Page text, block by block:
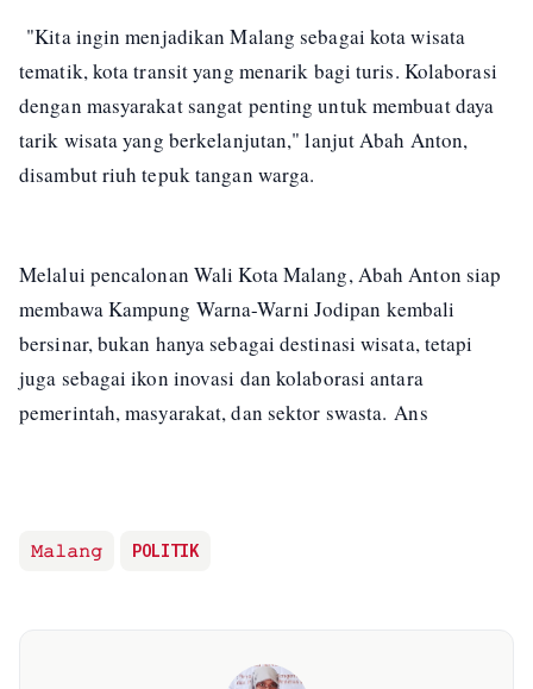
"Kita ingin menjadikan Malang sebagai kota wisata
tematik, kota transit yang menarik bagi turis. Kolaborasi
dengan masyarakat sangat penting untuk membuat daya
tarik wisata yang berkelanjutan," lanjut Abah Anton,
disambut riuh tepuk tangan warga.
Melalui pencalonan Wali Kota Malang, Abah Anton siap
membawa Kampung Warna-Warni Jodipan kembali
bersinar, bukan hanya sebagai destinasi wisata, tetapi
juga sebagai ikon inovasi dan kolaborasi antara
pemerintah, masyarakat, dan sektor swasta. Ans
𝙼𝚊𝚕𝚊𝚗𝚐 POLITIK